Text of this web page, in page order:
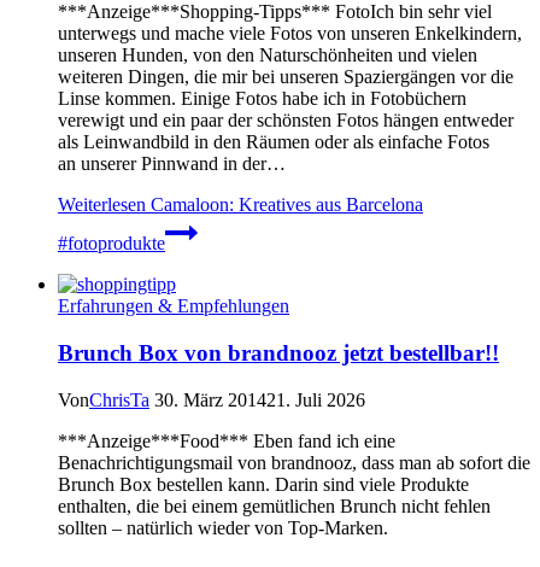
***Anzeige***Shopping-Tipps*** FotoIch bin sehr viel
unterwegs und mache viele Fotos von unseren Enkelkindern,
unseren Hunden, von den Naturschönheiten und vielen
weiteren Dingen, die mir bei unseren Spaziergängen vor die
Linse kommen. Einige Fotos habe ich in Fotobüchern
verewigt und ein paar der schönsten Fotos hängen entweder
als Leinwandbild in den Räumen oder als einfache Fotos
an unserer Pinnwand in der…
Weiterlesen Camaloon: Kreatives aus Barcelona
#fotoprodukte
Erfahrungen & Empfehlungen
Brunch Box von brandnooz jetzt bestellbar!!
VonChrisTa 30. März 201421. Juli 2026
***Anzeige***Food*** Eben fand ich eine
Benachrichtigungsmail von brandnooz, dass man ab sofort die
Brunch Box bestellen kann. Darin sind viele Produkte
enthalten, die bei einem gemütlichen Brunch nicht fehlen
sollten – natürlich wieder von Top-Marken.